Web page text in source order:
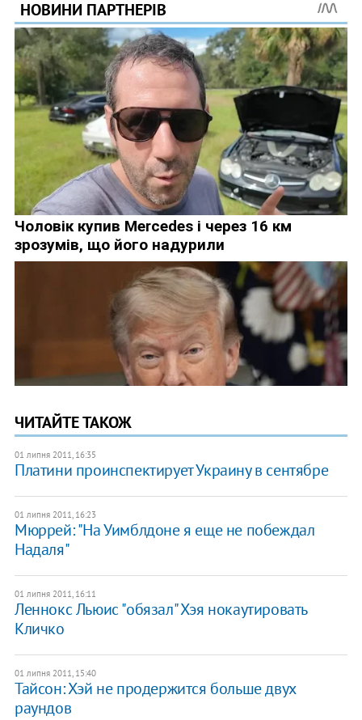
ЧИТАЙТЕ ТАКОЖ
01 липня 2011, 16:35
Платини проинспектирует Украину в сентябре
01 липня 2011, 16:23
Мюррей: "На Уимблдоне я еще не побеждал
Надаля"
01 липня 2011, 16:11
Леннокс Льюис "обязал" Хэя нокаутировать
Кличко
01 липня 2011, 15:40
Тайсон: Хэй не продержится больше двух
раундов